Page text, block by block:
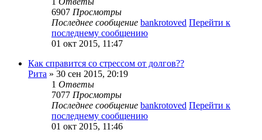
6907 Просмотры
Последнее сообщение bankrotoved Перейти к
последнему сообщению
01 окт 2015, 11:47
Как справится со стрессом от долгов??
Рита » 30 сен 2015, 20:19
1 Ответы
7077 Просмотры
Последнее сообщение bankrotoved Перейти к
последнему сообщению
01 окт 2015, 11:46